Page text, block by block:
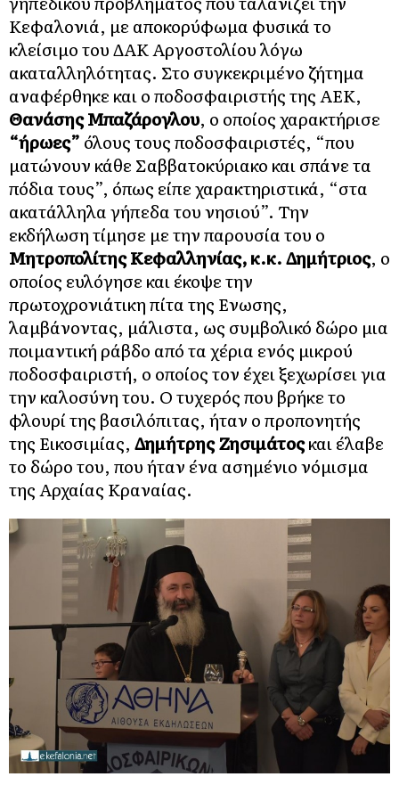
Κεφαλονιά, με αποκορύφωμα φυσικά το
κλείσιμο του ΔΑΚ Αργοστολίου λόγω
ακαταλληλότητας. Στο συγκεκριμένο ζήτημα
αναφέρθηκε και ο ποδοσφαιριστής της ΑΕΚ,
Θανάσης Μπαζάρογλου, ο οποίος χαρακτήρισε
“ήρωες” όλους τους ποδοσφαιριστές, “που
ματώνουν κάθε Σαββατοκύριακο και σπάνε τα
πόδια τους”, όπως είπε χαρακτηριστικά, “στα
ακατάλληλα γήπεδα του νησιού”. Την
εκδήλωση τίμησε με την παρουσία του ο
Μητροπολίτης Κεφαλληνίας, κ.κ. Δημήτριος, ο
οποίος ευλόγησε και έκοψε την
πρωτοχρονιάτικη πίτα της Ενωσης,
λαμβάνοντας, μάλιστα, ως συμβολικό δώρο μια
ποιμαντική ράβδο από τα χέρια ενός μικρού
ποδοσφαιριστή, ο οποίος τον έχει ξεχωρίσει για
την καλοσύνη του. Ο τυχερός που βρήκε το
φλουρί της βασιλόπιτας, ήταν ο προπονητής
της Εικοσιμίας, Δημήτρης Ζησιμάτοςκαι έλαβε
το δώρο του, που ήταν ένα ασημένιο νόμισμα
της Αρχαίας Κραναίας.